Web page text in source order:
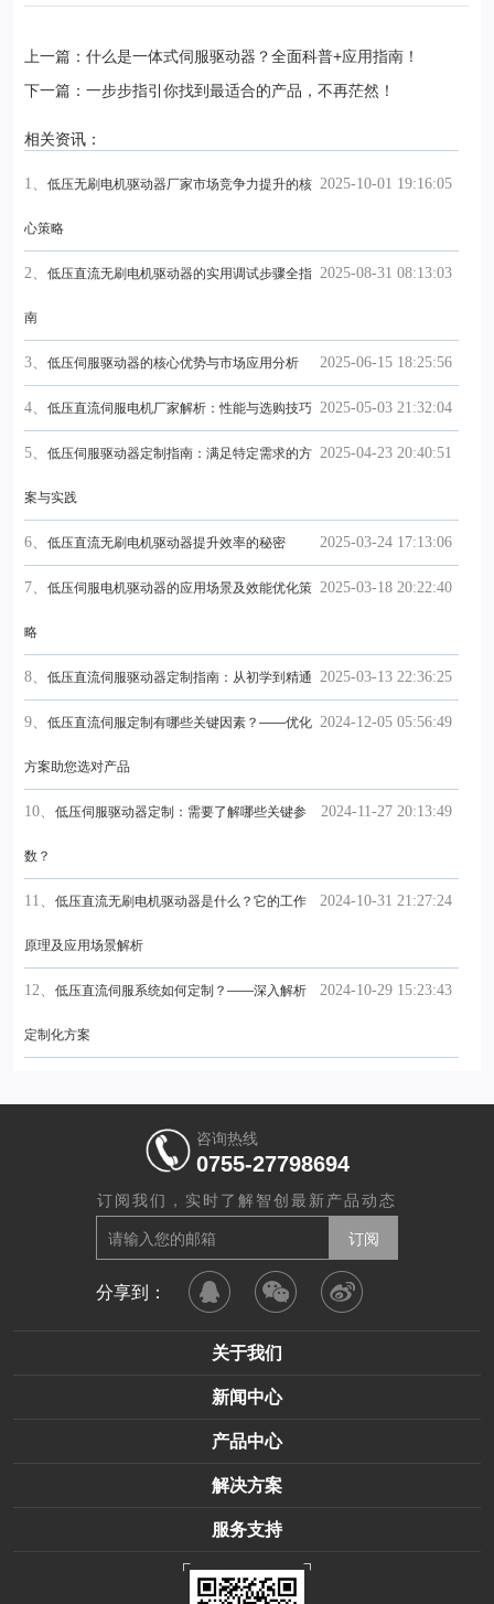
上一篇：什么是一体式伺服驱动器？全面科普+应用指南！
下一篇：一步步指引你找到最适合的产品，不再茫然！
相关资讯：
2025-10-01 19:16:05
1、 低压无刷电机驱动器厂家市场竞争力提升的核
心策略
2025-08-31 08:13:03
2、 低压直流无刷电机驱动器的实用调试步骤全指
南
2025-06-15 18:25:56
3、 低压伺服驱动器的核心优势与市场应用分析
2025-05-03 21:32:04
4、 低压直流伺服电机厂家解析：性能与选购技巧
2025-04-23 20:40:51
5、 低压伺服驱动器定制指南：满足特定需求的方
案与实践
2025-03-24 17:13:06
6、 低压直流无刷电机驱动器提升效率的秘密
2025-03-18 20:22:40
7、 低压伺服电机驱动器的应用场景及效能优化策
略
2025-03-13 22:36:25
8、 低压直流伺服驱动器定制指南：从初学到精通
2024-12-05 05:56:49
9、 低压直流伺服定制有哪些关键因素？——优化
方案助您选对产品
2024-11-27 20:13:49
10、 低压伺服驱动器定制：需要了解哪些关键参
数？
2024-10-31 21:27:24
11、 低压直流无刷电机驱动器是什么？它的工作
原理及应用场景解析
2024-10-29 15:23:43
12、 低压直流伺服系统如何定制？——深入解析
定制化方案
咨询热线
0755-27798694
订阅我们，实时了解智创最新产品动态
分享到：
关于我们
新闻中心
产品中心
解决方案
服务支持